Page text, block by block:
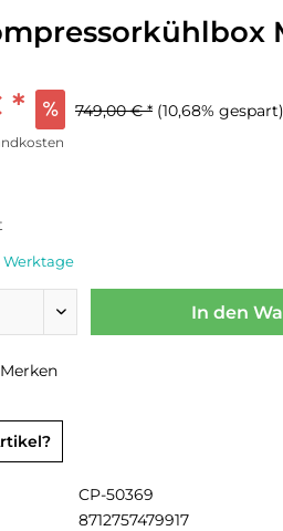
* 749,00 € * (10,68% gespart)
Werktage
In den
Merken
CP-50369
8712757479917